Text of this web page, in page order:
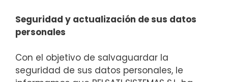
Seguridad y actualización de sus datos
personales
Con el objetivo de salvaguardar la
seguridad de sus datos personales, le